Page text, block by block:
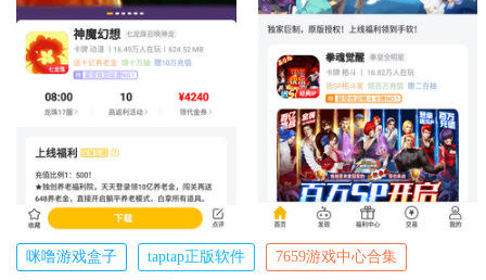
咪噜游戏盒子 taptap正版软件 7659游戏中心合集